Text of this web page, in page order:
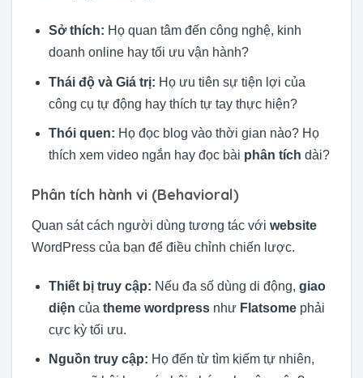
Sở thích: Họ quan tâm đến công nghệ, kinh
doanh online hay tối ưu vận hành?
Thái độ và Giá trị: Họ ưu tiên sự tiện lợi của
công cụ tự động hay thích tự tay thực hiện?
Thói quen: Họ đọc blog vào thời gian nào? Họ
thích xem video ngắn hay đọc bài phân tích dài?
Phân tích hành vi (Behavioral)
Quan sát cách người dùng tương tác với website
WordPress của bạn để điều chỉnh chiến lược.
Thiết bị truy cập: Nếu đa số dùng di động, giao
diện của theme wordpressnhư Flatsomephải
cực kỳ tối ưu.
Nguồn truy cập: Họ đến từ tìm kiếm tự nhiên,